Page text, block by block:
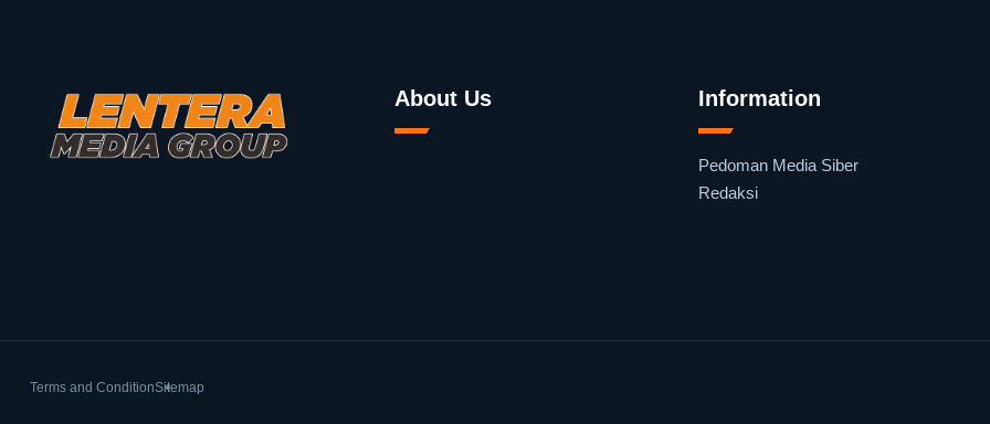
About Us Information
Pedoman Media Siber
Redaksi
Terms and ConditionSitemap